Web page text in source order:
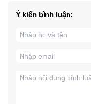
Ý kiến bình luận: